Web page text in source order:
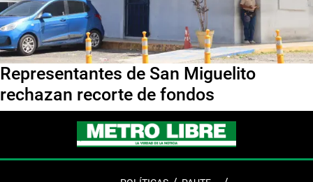
Representantes de San Miguelito
rechazan recorte de fondos